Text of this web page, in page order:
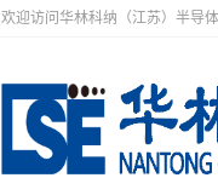
欢迎访问华林科纳（江苏）半导